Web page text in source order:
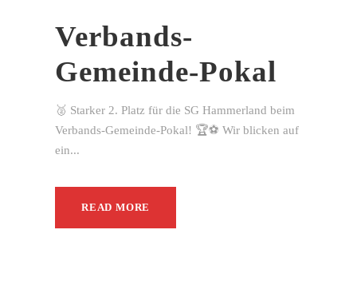
Verbands-
Gemeinde-Pokal
🥈 Starker 2. Platz für die SG Hammerland beim
Verbands-Gemeinde-Pokal! 🏆⚽ Wir blicken auf
ein...
READ MORE